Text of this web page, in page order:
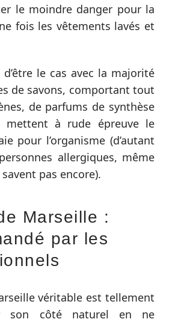
le moindre danger pour la
fois les vêtements lavés et
le cas avec la majorité
de savons, comportant tout
de parfums de synthèse
mettent à rude épreuve le
pour l’organisme (d’autant
allergiques, même
pas encore).
Marseille :
par les
véritable est tellement
son côté naturel en ne